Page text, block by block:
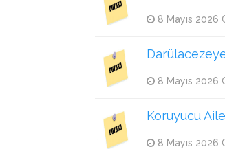
8 Mayıs 2026
8 Mayıs 2026
Koruyucu
8 Mayıs 2026